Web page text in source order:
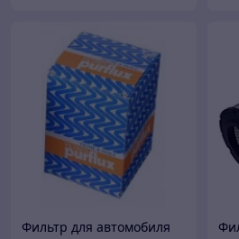
Фильтр для автомобиля